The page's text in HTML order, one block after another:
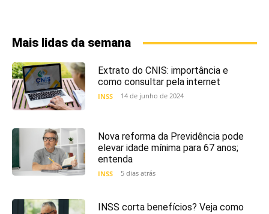
Mais lidas da semana
Extrato do CNIS: importância e
como consultar pela internet
INSS 14 de junho de 2024
Nova reforma da Previdência pode
elevar idade mínima para 67 anos;
entenda
INSS 5 dias atrás
INSS corta benefícios? Veja como